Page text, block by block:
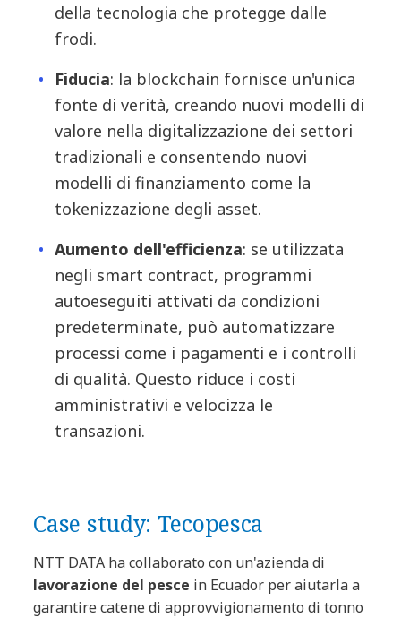
della tecnologia che protegge dalle
frodi.
Fiducia: la blockchain fornisce un'unica
fonte di verità, creando nuovi modelli di
valore nella digitalizzazione dei settori
tradizionali e consentendo nuovi
modelli di finanziamento come la
tokenizzazione degli asset.
Aumento dell'efficienza: se utilizzata
negli smart contract, programmi
autoeseguiti attivati da condizioni
predeterminate, può automatizzare
processi come i pagamenti e i controlli
di qualità. Questo riduce i costi
amministrativi e velocizza le
transazioni.
Case study: Tecopesca
NTT DATA ha collaborato con un'azienda di
lavorazione del pesce in Ecuador per aiutarla a
garantire catene di approvvigionamento di tonno